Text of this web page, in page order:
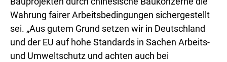
Wahrung fairer Arbeitsbedingungen sichergestellt
sei. „Aus gutem Grund setzen wir in Deutschland
und der EU auf hohe Standards in Sachen Arbeits-
und Umweltschutz und achten auch bei